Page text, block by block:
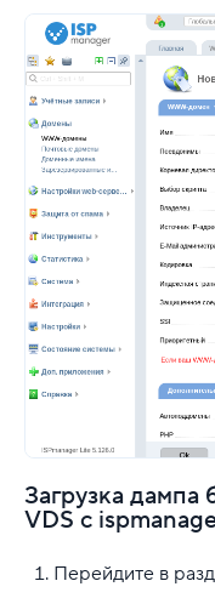
Загрузка дампа
VDS с
Перейдите в